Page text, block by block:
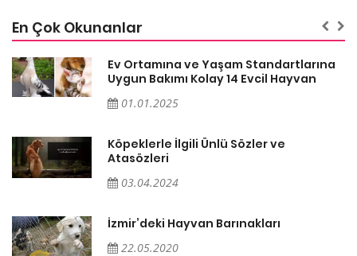
En Çok Okunanlar
Ev Ortamına ve Yaşam Standartlarına
Uygun Bakımı Kolay 14 Evcil Hayvan
01.01.2025
Köpeklerle İlgili Ünlü Sözler ve
Atasözleri
03.04.2024
İzmir’deki Hayvan Barınakları
22.05.2020